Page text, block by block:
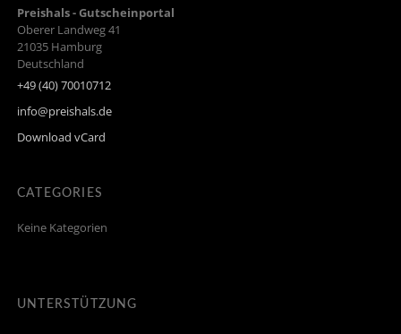
Preishals - Gutscheinportal
Oberer Landweg 41
21035 Hamburg
Deutschland
+49 (40) 70010712
info@preishals.de
Download vCard
CATEGORIES
Keine Kategorien
UNTERSTÜTZUNG